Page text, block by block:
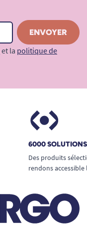
et la politique de
6000
Des produits
rendons